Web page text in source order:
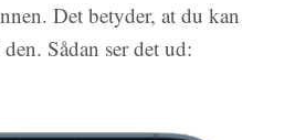
Det betyder, at du kan
Sådan ser det ud: